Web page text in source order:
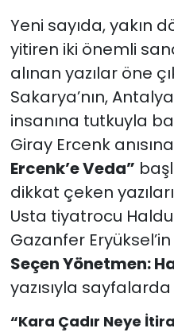
Yeni sayıda, yakın
yitiren iki önemli
alınan yazılar öne
Sakarya’nın,
insanına tutkuyla
Giray Ercenk
Ercenk’e Veda”
dikkat çeken
Usta tiyatrocu
Gazanfer
Seçen Yönetmen:
yazısıyla sayfalarda
“Kara Çadır Neye